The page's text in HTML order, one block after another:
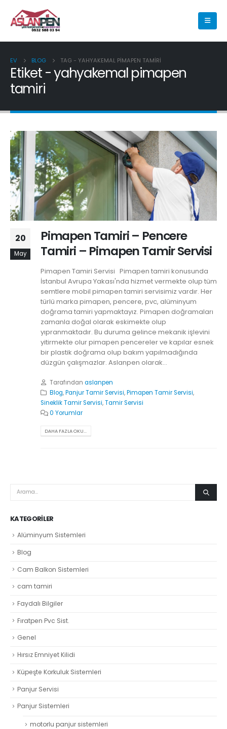
EV BLOG TAG - YAHYAKEMAL PIMAPEN TAMIRI
Etiket - yahyakemal pimapen
tamiri
20
May
Pimapen Tamiri – Pencere
Tamiri – Pimapen Tamir Servisi
Pimapen Tamiri Servisi Pimapen tamiri konusunda
İstanbul Avrupa Yakası'nda hizmet vermekte olup tüm
semtlere mobil pimapen tamiri servisimiz vardır. Her
türlü marka pimapen, pencere, pvc, alüminyum
doğrama tamiri yapmaktayız. Pimapen doğramaları
zamanla doğal olarak eskimekte olup
yıpranmaktadır. Bu duruma gelince mekanik işlevini
yitirmekte olur pimapen pencereler ve kapılar esnek
bir plastik doğrama olup bakım yapılmadığında
düzgün çalışmazlar. Aslanpen olarak...
Tarafından aslanpen
Blog,Panjur Tamir Servisi,Pimapen Tamir Servisi,
Sineklik Tamir Servisi,Tamir Servisi
0 Yorumlar
DAHA FAZLA OKU...
KATEGORILER
Alüminyum Sistemleri
Blog
Cam Balkon Sistemleri
cam tamiri
Faydalı Bilgiler
Fıratpen Pvc Sist.
Genel
Hırsız Emniyet Kilidi
Küpeşte Korkuluk Sistemleri
Panjur Servisi
Panjur Sistemleri
motorlu panjur sistemleri